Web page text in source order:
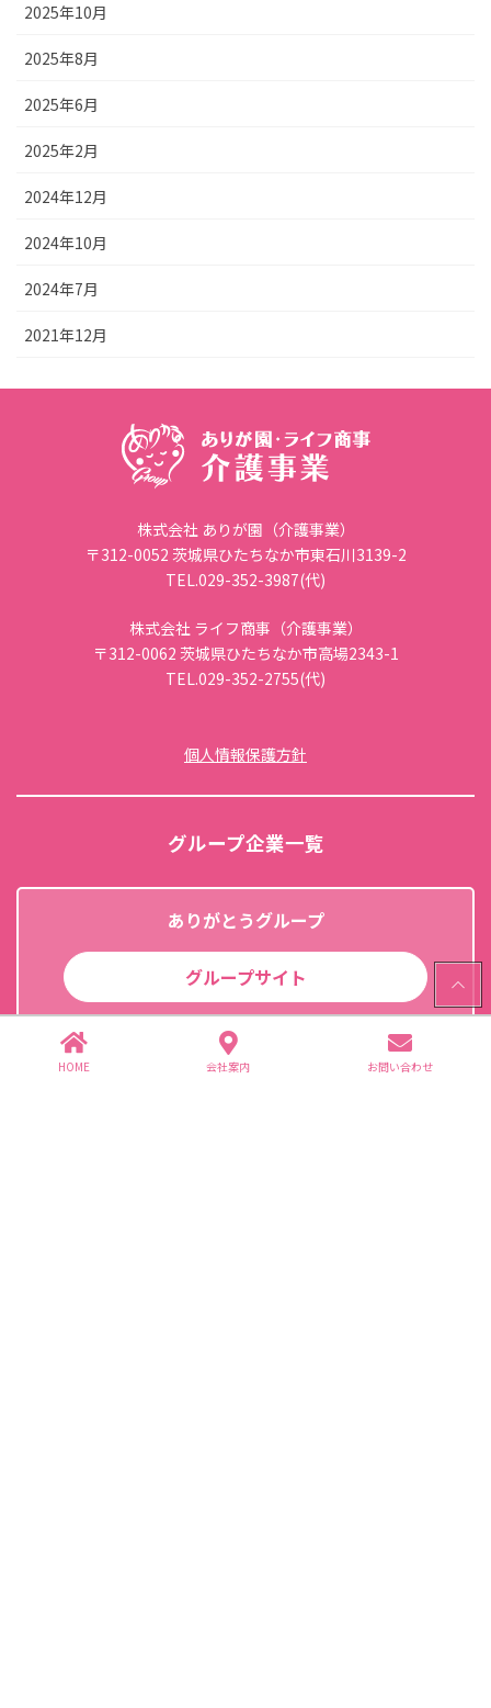
2025年10月
2025年8月
2025年6月
2025年2月
2024年12月
2024年10月
2024年7月
2021年12月
株式会社 ありが園（介護事業）
〒312-0052 茨城県ひたちなか市東石川3139-2
TEL.029-352-3987(代)
株式会社 ライフ商事（介護事業）
〒312-0062 茨城県ひたちなか市高場2343-1
TEL.029-352-2755(代)
個人情報保護方針
グループ企業一覧
ありがとうグループ
グループサイト
HOME 会社案内 お問い合わせ